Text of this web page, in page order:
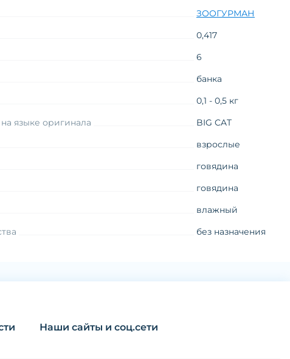
ЗООГУРМАН
0,417
6
банка
0,1 - 0,5 кг
языке оригинала
BIG CAT
взрослые
говядина
говядина
влажный
без назначения
Наши сайты и соц.сети